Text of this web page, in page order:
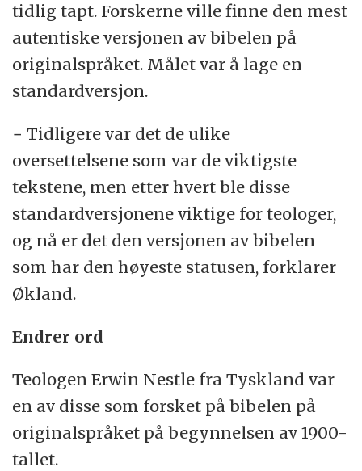
tidlig tapt. Forskerne ville finne den mest
autentiske versjonen av bibelen på
originalspråket. Målet var å lage en
standardversjon.
− Tidligere var det de ulike
oversettelsene som var de viktigste
tekstene, men etter hvert ble disse
standardversjonene viktige for teologer,
og nå er det den versjonen av bibelen
som har den høyeste statusen, forklarer
Økland.
Endrer ord
Teologen Erwin Nestle fra Tyskland var
en av disse som forsket på bibelen på
originalspråket på begynnelsen av 1900-
tallet.